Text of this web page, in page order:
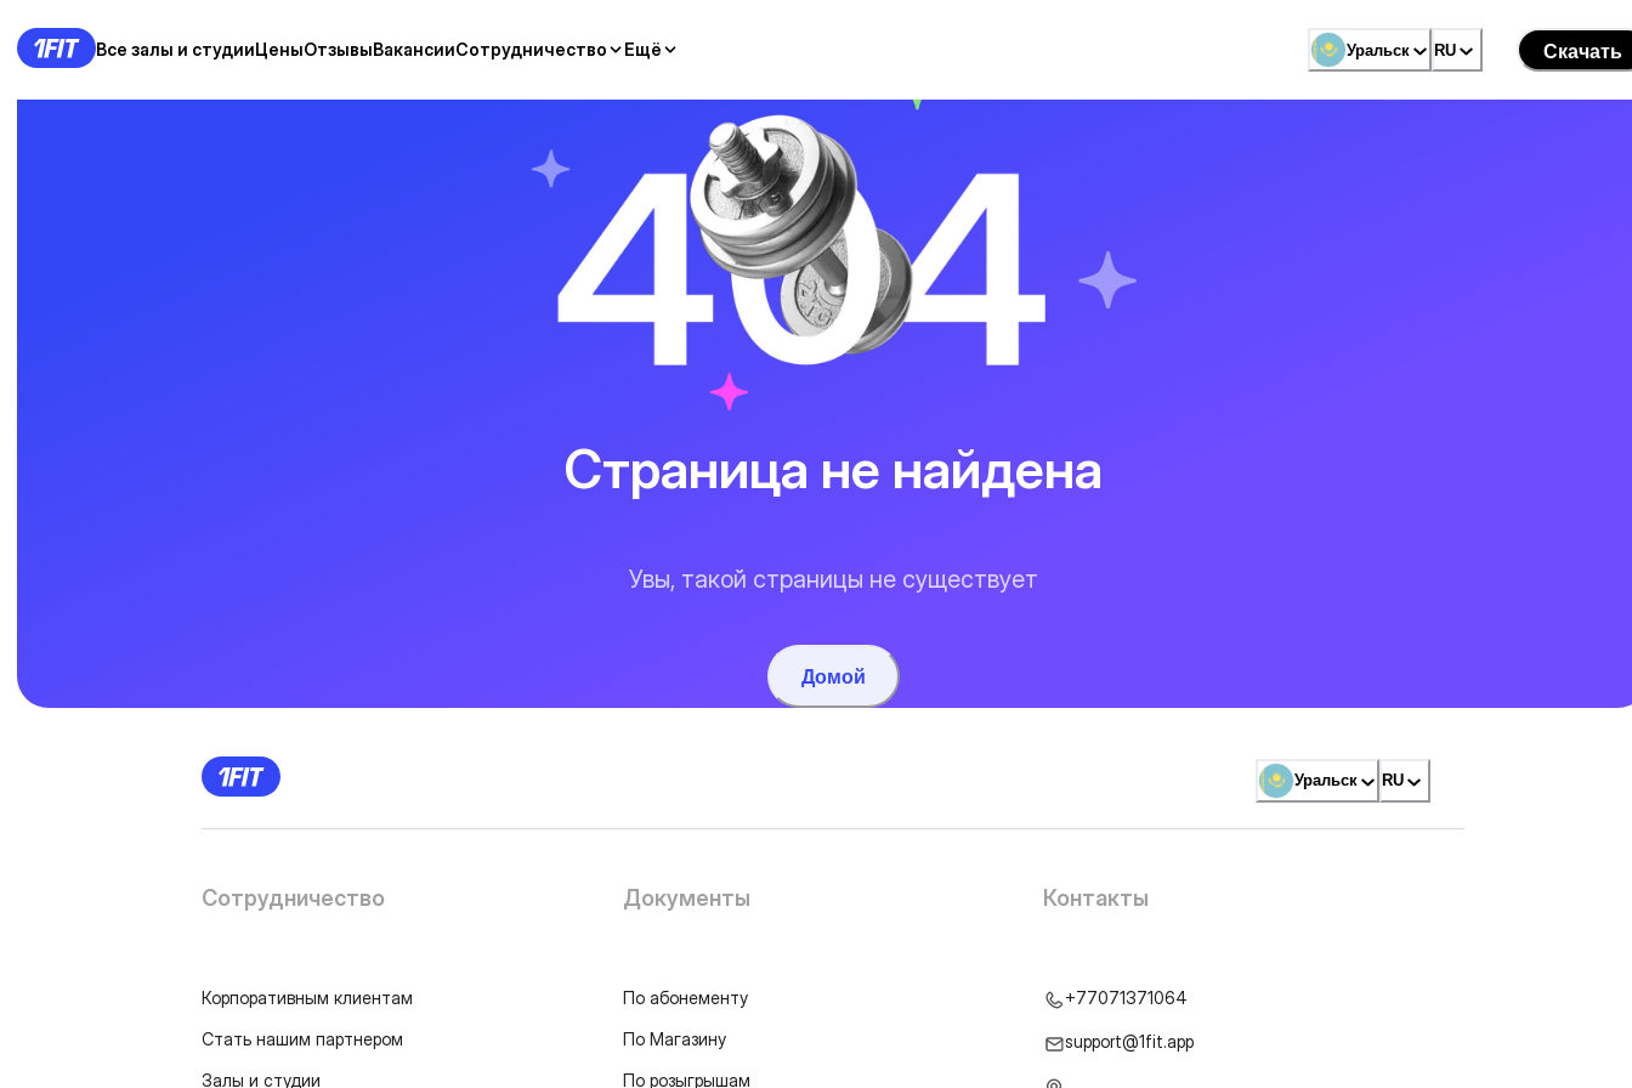
Все залы и студииЦеныОтзывыВакансииСотрудничество Ещё Уральск RU Скачать
Страница не найдена
Увы, такой страницы не существует
Домой
Уральск RU
Сотрудничество
Корпоративным клиентам
Стать нашим партнером
Залы и студии
Документы
По абонементу
По Магазину
По розыгрышам
Контакты
+77071371064
support@1fit.app